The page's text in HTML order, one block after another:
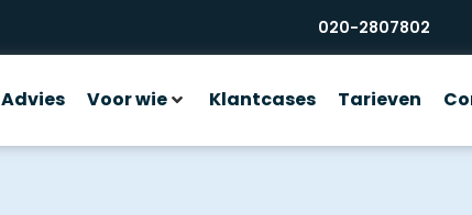
020-2807802
Advies Voor wie Klantcases Tarieven